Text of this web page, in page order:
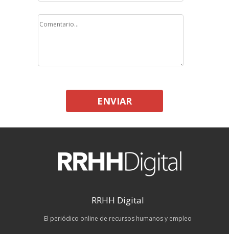
ENVIAR
RRHH Digital
El periódico online de recursos humanos y empleo